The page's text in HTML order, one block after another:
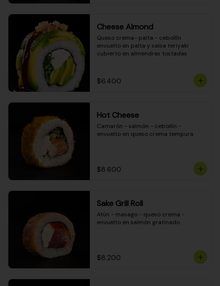
Cheese Almond
Queso crema- palta - cebollín
envuelto en palta y salsa teriyaki
cubierto en almendras tostadas
$6.400
Hot Cheese
Camarón - salmón - cebollín -
envuelto en queso crema tempura
$8.600
Sake Grill Roll
Atún - masago - queso crema -
envuelto en salmón gratinado
$8.200